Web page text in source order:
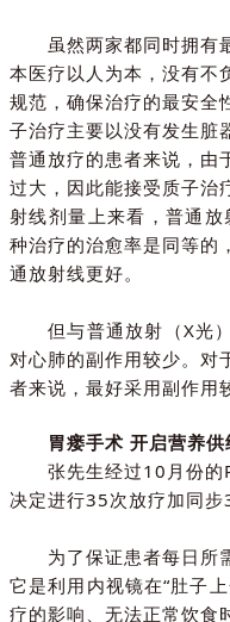
虽然两家都同时拥有
本医疗以人为本，没有不
规范，确保治疗的最安全
子治疗主要以没有发生脏
普通放疗的患者来说，由
过大，因此能接受质子治
射线剂量上来看，普通
种治疗的治愈率是同等的
通放射线更好。
但与普通放射（X光
对心肺的副作用较少。对
者来说，最好采用副作用
胃瘘手术 开启营养供
张先生经过10月份的
决定进行35次放疗加同步
为了保证患者每日所
它是利用内视镜在“肚子
疗的影响、无法正常饮食